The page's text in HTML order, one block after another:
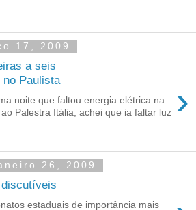
17, 2009
a seis
no Paulista
›
noite que faltou energia elétrica na
Palestra Itália, achei que ia faltar luz
26, 2009
estaduais de importância mais